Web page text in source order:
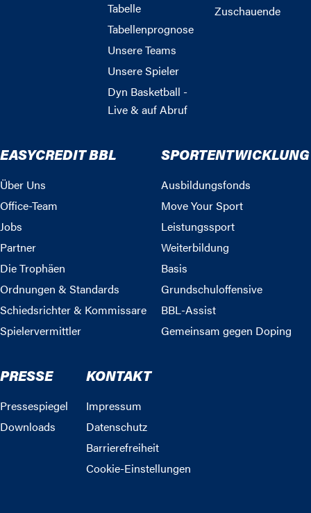
Tabelle
Tabellenprognose
Unsere Teams
Unsere Spieler
Dyn Basketball -
Live & auf Abruf
Zuschauende
EASYCREDIT BBL
Über Uns
Office-Team
Jobs
Partner
Die Trophäen
Ordnungen & Standards
Schiedsrichter & Kommissare
Spielervermittler
SPORTENTWICKLUNG
Ausbildungsfonds
Move Your Sport
Leistungssport
Weiterbildung
Basis
Grundschuloffensive
BBL-Assist
Gemeinsam gegen Doping
PRESSE
Pressespiegel
Downloads
KONTAKT
Impressum
Datenschutz
Barrierefreiheit
Cookie-Einstellungen